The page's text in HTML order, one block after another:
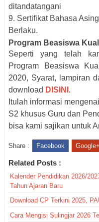
ditandatangani
9. Sertifikat Bahasa
Berlaku.
Program Beasiswa
Seperti yang telah
Program Beasiswa
2020, Syarat, lampiran
download DISINI .
Itulah informasi
S2 khusus Guru dan
bisa kami sajikan untuk
Share : Facebook Google+
Related Posts :
Kalender Pendidikan 2026/
Tahun Ajaran Baru
Download CP Terkini 2025,
Cara Mengisi Sulingjar 2026